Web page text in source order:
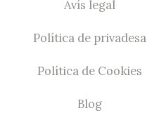
Avís legal
Política de privadesa
Política de Cookies
Blog